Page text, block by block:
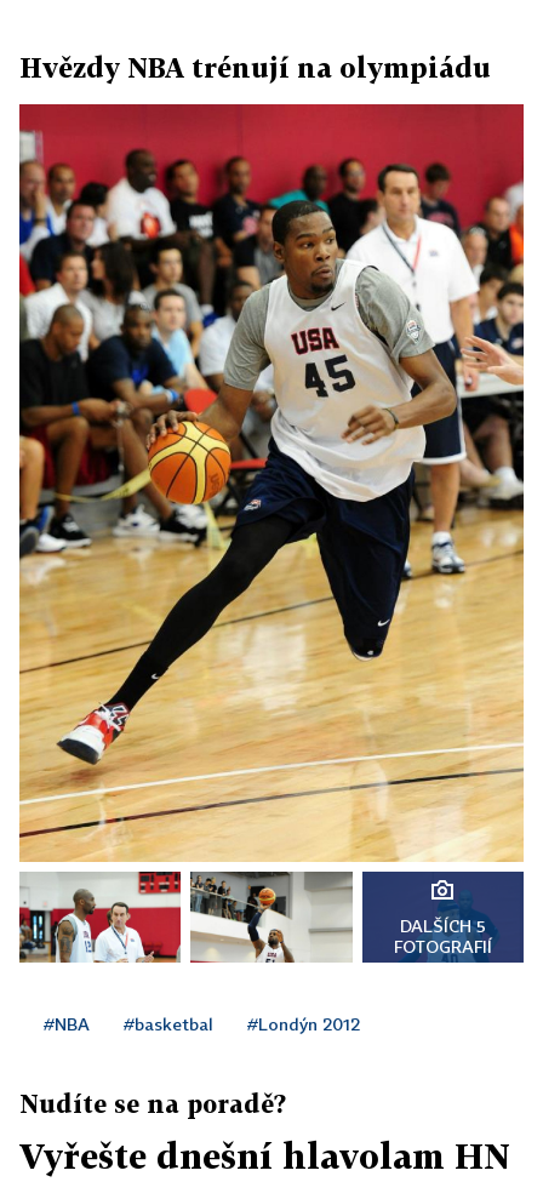
Hvězdy NBA trénují na olympiádu
DALŠÍCH 5
FOTOGRAFIÍ
#NBA #basketbal #Londýn 2012
Nudíte se na poradě?
Vyřešte dnešní hlavolam HN